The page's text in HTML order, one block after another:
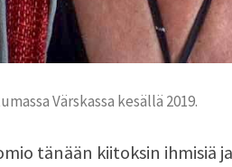
Värskassa kesällä 2019.
tänään kiitoksin ihmisiä